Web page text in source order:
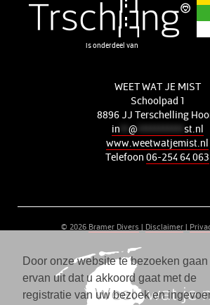
Door onze website te bezoeken
ervan uit dat u akkoord gaat met de
registratie van uw bezoek en
is onderdeel van
WEET WAT JE MIST
Schoolpad 1
8896 JJ Terschelling
in
@
st.nl
www.weetwatjemist.nl
Telefoon 06-254 64 063
© 2026 Bramer Divers | Disclaimer |